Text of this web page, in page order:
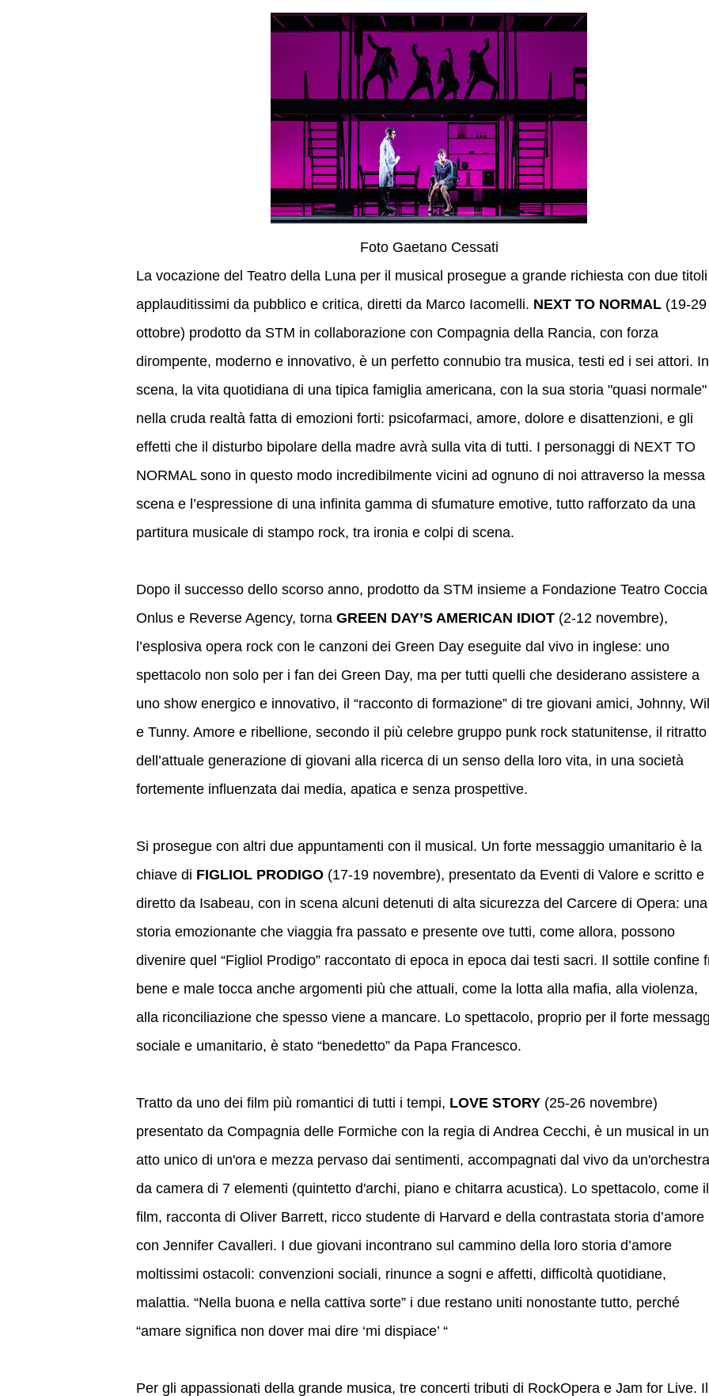
Foto Gaetano Cessati
La vocazione del Teatro della Luna per il musical prosegue a grande richiesta con due titoli
applauditissimi da pubblico e critica, diretti da Marco Iacomelli. NEXT TO NORMAL (19-29
ottobre) prodotto da STM in collaborazione con Compagnia della Rancia, con forza
dirompente, moderno e innovativo, è un perfetto connubio tra musica, testi ed i sei attori. In
scena, la vita quotidiana di una tipica famiglia americana, con la sua storia "quasi normale"
nella cruda realtà fatta di emozioni forti: psicofarmaci, amore, dolore e disattenzioni, e gli
effetti che il disturbo bipolare della madre avrà sulla vita di tutti. I personaggi di NEXT TO
NORMAL sono in questo modo incredibilmente vicini ad ognuno di noi attraverso la messa
scena e l’espressione di una infinita gamma di sfumature emotive, tutto rafforzato da una
partitura musicale di stampo rock, tra ironia e colpi di scena.
Dopo il successo dello scorso anno, prodotto da STM insieme a Fondazione Teatro Coccia
Onlus e Reverse Agency, torna GREEN DAY’S AMERICAN IDIOT (2-12 novembre),
l’esplosiva opera rock con le canzoni dei Green Day eseguite dal vivo in inglese: uno
spettacolo non solo per i fan dei Green Day, ma per tutti quelli che desiderano assistere a
uno show energico e innovativo, il “racconto di formazione” di tre giovani amici, Johnny,
e Tunny. Amore e ribellione, secondo il più celebre gruppo punk rock statunitense, il ritratto
dell’attuale generazione di giovani alla ricerca di un senso della loro vita, in una società
fortemente influenzata dai media, apatica e senza prospettive.
Si prosegue con altri due appuntamenti con il musical. Un forte messaggio umanitario è la
chiave di FIGLIOL PRODIGO (17-19 novembre), presentato da Eventi di Valore e scritto e
diretto da Isabeau, con in scena alcuni detenuti di alta sicurezza del Carcere di Opera: una
storia emozionante che viaggia fra passato e presente ove tutti, come allora, possono
divenire quel “Figliol Prodigo” raccontato di epoca in epoca dai testi sacri. Il sottile confine
bene e male tocca anche argomenti più che attuali, come la lotta alla mafia, alla violenza,
alla riconciliazione che spesso viene a mancare. Lo spettacolo, proprio per il forte
sociale e umanitario, è stato “benedetto” da Papa Francesco.
Tratto da uno dei film più romantici di tutti i tempi, LOVE STORY (25-26 novembre)
presentato da Compagnia delle Formiche con la regia di Andrea Cecchi, è un musical in un
atto unico di un'ora e mezza pervaso dai sentimenti, accompagnati dal vivo da un'orchestra
da camera di 7 elementi (quintetto d'archi, piano e chitarra acustica). Lo spettacolo, come il
film, racconta di Oliver Barrett, ricco studente di Harvard e della contrastata storia d’amore
con Jennifer Cavalleri. I due giovani incontrano sul cammino della loro storia d’amore
moltissimi ostacoli: convenzioni sociali, rinunce a sogni e affetti, difficoltà quotidiane,
malattia. “Nella buona e nella cattiva sorte” i due restano uniti nonostante tutto, perché
“amare significa non dover mai dire ‘mi dispiace’ “
Per gli appassionati della grande musica, tre concerti tributi di RockOpera e Jam for Live. Il